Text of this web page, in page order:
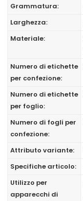
Grammatura:
Larghezza:
Materiale:
Numero di etichette
per confezione:
Numero di etichette
per foglio:
Numero di fogli per
confezione:
Attributo variante:
Specifiche articolo:
Utilizzo per
apparecchi di